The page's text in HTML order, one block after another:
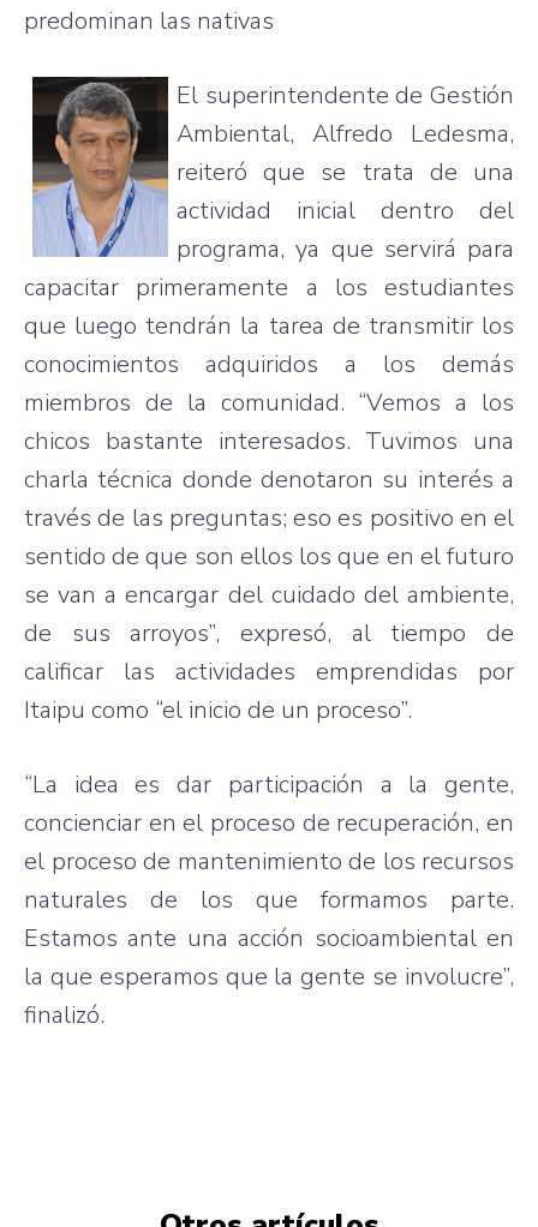
predominan las nativas
El superintendente de Gestión
Ambiental, Alfredo Ledesma,
reiteró que se trata de una
actividad inicial dentro del
programa, ya que servirá para
capacitar primeramente a los estudiantes
que luego tendrán la tarea de transmitir los
conocimientos adquiridos a los demás
miembros de la comunidad. “Vemos a los
chicos bastante interesados. Tuvimos una
charla técnica donde denotaron su interés a
través de las preguntas; eso es positivo en el
sentido de que son ellos los que en el futuro
se van a encargar del cuidado del ambiente,
de sus arroyos”, expresó, al tiempo de
calificar las actividades emprendidas por
Itaipu como “el inicio de un proceso”.
“La idea es dar participación a la gente,
concienciar en el proceso de recuperación, en
el proceso de mantenimiento de los recursos
naturales de los que formamos parte.
Estamos ante una acción socioambiental en
la que esperamos que la gente se involucre”,
finalizó.